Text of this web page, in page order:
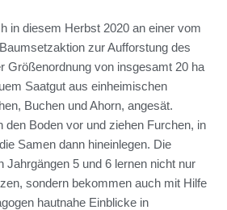
in diesem Herbst 2020 an einer vom
zur Aufforstung des
Größenordnung von insgesamt 20 ha
Saatgut aus einheimischen
Buchen und Ahorn, angesät.
den Boden vor und ziehen Furchen, in
Samen dann hineinlegen. Die
Jahrgängen 5 und 6 lernen nicht nur
sondern bekommen auch mit Hilfe
hautnahe Einblicke in